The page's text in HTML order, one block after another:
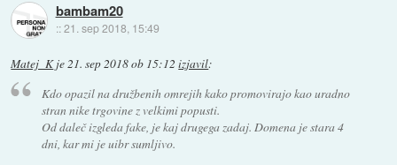
bambam20
::21. sep 2018, 15:49
Matej_Kje21. sep 2018 ob 15:12 izjavil:
Kdo opazil na družbenih omrejih kako promovirajo kao uradno
stran nike trgovine z velkimi popusti.
Od daleč izgleda fake, je kaj drugega zadaj. Domena je stara 4
dni, kar mi je uibr sumljivo.